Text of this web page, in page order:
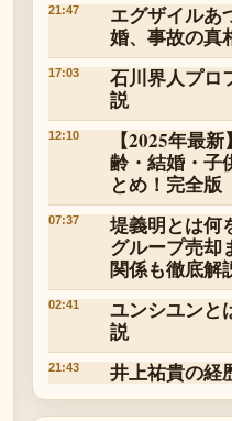
21:47
エグザイルあ
婚、事故の真
17:03
石川界人プロ
説
12:10
【2025年最
齢・結婚・子
とめ！完全版
07:37
堤義明とは何
グループ売却
関係も徹底解
02:41
ユンシユンと
説
21:43 井上祐貴の経